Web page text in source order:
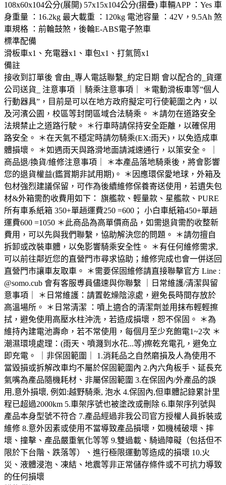
108x60x104公分(展開) 57x15x104公分(摺疊) 車輛APP ：Yes 車
身重量 ：16.2kg 最大載重 ：120kg 電池容量 ：42V，9.5Ah 煞
車規格 ：前輪鼓煞，後輪E-ABS電子煞車
標準配備
滑板車x1、充電器x1、車包x1、打氣筒x1
備註
接收到訂單後 會由_專人電話聯繫_約定日期 會以配合的_貨運
公司送貨_ 注意事項 ｜騎乘注意事項｜ ＊電動滑板車等”個人
行動器具”，目前是可以在地方政府擬定可行使範圍之內，以
及河濱公園，校區等封閉區域合法騎乘。 ＊請勿在道路安全
法規禁止之道路行駛。 ＊行車時請保持安全距離，以確保用
路安全。 ＊在天氣不穩定時請勿騎乘(EX:雨天)，以免造成車
體損壞。 ＊如遇雨天與路滑地面請減速通行，以策安全。 ｜
商品退/換貨/維修注意事項｜ ＊本產品落地騎乘後，將會影響
您的退貨權益(鑑賞期非試用期)。 ＊因應環保愛地球，外箱及
包材強烈建議保留，可作為後續維修保養寄送使用，若遺失包
材&外箱需酌收費用如下： 旗艦款、輕量款、星艦款、PURE
所有車系紙箱 350+單趟運費250 =600； 小白車紙箱450+單趟
運費600 =1050 ＊此商品為高單價商品，如需退貨需酌收整新
費用，可以先與我們聯繫，協助解決您的問題。 ＊請勿擅自
拆卸或改裝車體，以免影響騎乘安全性。 ＊有任何維修需求,
可以前往鄰近您的直營門市尋求協助；維修完成也會一併送回
直營門市讓車友取車。 ＊需要保固維修請直接聯擊官方 Line :
@somo.cub 會有客服尃員儘速與你聯繫 ｜日常維護/清潔與留
意事項｜ ＊日常維護：請置乾燥陰涼處，避免長時間存放於
高溫場所。 ＊日常清潔 ：噴上適合的清潔劑並用抹布輕輕擦
拭，避免使用高壓水柱沖洗，若造成損壞，恕不保固。 ＊為
維持內建電池壽命，若不常使用，每個月至少充飽電1~2次 ＊
潮濕環境處理：(雨天、噴濺到水花...等)擦乾充電孔，避免立
即充電。 ｜非保固範圍｜ 1.消耗品之自然磨損及人為使用不
當毀損或拆解改車均不屬於保固範圍內 2.內六角板手、延長充
氣嘴為產品隨機耗材、非屬保固範圍 3.在保固內/外產品的誤
用,意外損壞, 例如:越野騎乘, 泡水 4.保固內,但車體記錄累計里
程已超過2000km 5.車架序號也被塗改或刪除 6.車架序列號與
產品本身型號不符合 7.產品經過非我公司官方授權人員拆裝或
維修 8.意外因素或使用不當導致產品損壞，如機械破壞、摔
壞、撞擊、產品嚴重氧化等等 9.雙過載、騎過障礙（包括但不
限於下台階、跌落等）、進行極限運動等造成的損壞 10.火
災、液體浸泡、凍結、地震等非正常儲存條件或不可抗力導致
的任何損壞